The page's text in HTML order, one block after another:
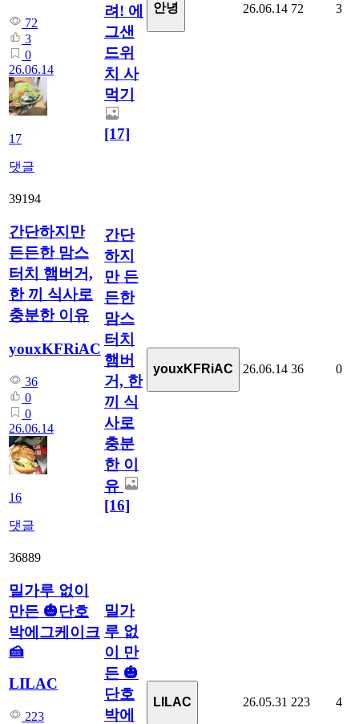
72
3
0
26.06.14
17
댓글
려! 에
그샌
드위
치 사
먹기
[17]
안녕 26.06.14 72 3
39194
간단하지만
든든한 맘스
터치 햄버거,
한 끼 식사로
충분한 이유
youxKFRiAC
36
0
0
26.06.14
16
댓글
간단
하지
만 든
든한
맘스
터치
햄버
거, 한
끼 식
사로
충분
한 이
유
[16]
youxKFRiAC 26.06.14 36 0
36889
밀가루 없이
만든 🎃단호
박에그케이크
🍰
LILAC
223
밀가
루 없
이 만
든 🎃
단호
박에
LILAC 26.05.31 223 4